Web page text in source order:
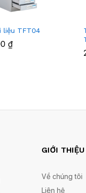
liệu TFT04
₫
GIỚI THIỆU
Về chúng tôi
Liên hệ